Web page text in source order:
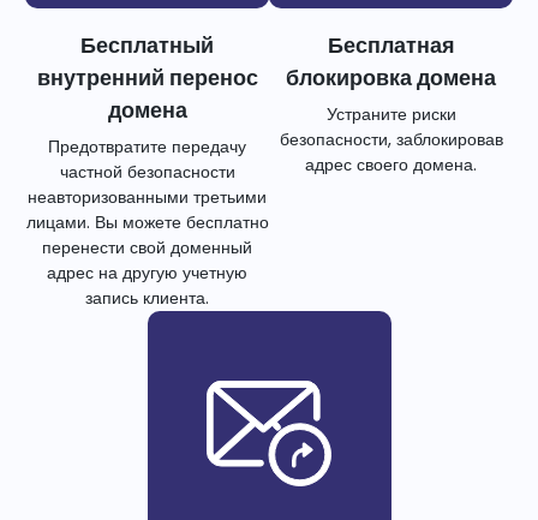
Бесплатный
внутренний перенос
домена
Предотвратите передачу
частной безопасности
неавторизованными третьими
лицами. Вы можете бесплатно
перенести свой доменный
адрес на другую учетную
запись клиента.
Бесплатная
блокировка домена
Устраните риски
безопасности, заблокировав
адрес своего домена.